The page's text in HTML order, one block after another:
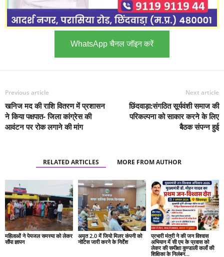
WhatsApp चैनल जॉइन करें
Previous article
खनिज मद की राशि वितरण में प्रशासन
ने किया पक्षपात- जिला कांग्रेस की
आवंटन पर रोक लगाने की मांग
Next article
छिंदवाड़ा:संगठित सूर्यवंशी समाज की
परिकल्पना को साकार करने के लिए
बैठक संपन्न हुई
RELATED ARTICLES MORE FROM AUTHOR
महिलाओं ने पेयजल समस्या को लेकर
सौंपा ज्ञापन
अमृत 2.0 में जियो मिलर कंपनी को
नोटिस जारी करने के निर्देश
प्रभारी मंत्री ने की जन विश्वास
अभियान में सी एम के प्रवास को
लेकर की समीक्षा कुण्डाली कलाँ की
शिक्षिका के निलंबन...